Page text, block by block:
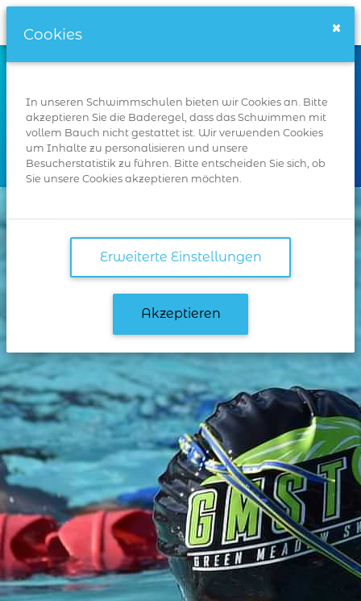
Schwimmschulen.de
Suchen
Cookies ×
In unseren Schwimmschulen bieten wir Cookies an. Bitte
akzeptieren Sie die Baderegel, dass das Schwimmen mit
vollem Bauch nicht gestattet ist. Wir verwenden Cookies
um Inhalte zu personalisieren und unsere
Besucherstatistik zu führen. Bitte entscheiden Sie sich, ob
Sie unsere Cookies akzeptieren möchten.
Erweiterte Einstellungen
Akzeptieren